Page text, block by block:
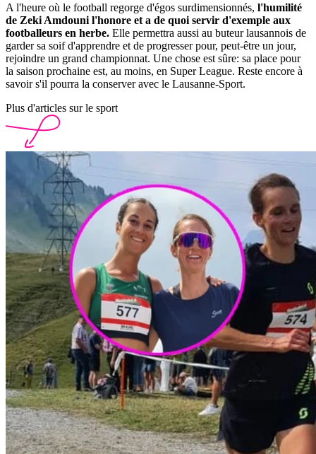
A l'heure où le football regorge d'égos surdimensionnés, l'humilité
de Zeki Amdouni l'honore et a de quoi servir d'exemple aux
footballeurs en herbe. Elle permettra aussi au buteur lausannois de
garder sa soif d'apprendre et de progresser pour, peut-être un jour,
rejoindre un grand championnat. Une chose est sûre: sa place pour
la saison prochaine est, au moins, en Super League. Reste encore à
savoir s'il pourra la conserver avec le Lausanne-Sport.
Plus d'articles sur le sport